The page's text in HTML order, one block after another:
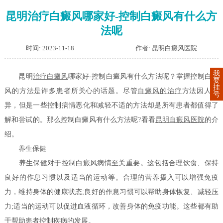
昆明治疗白癜风哪家好-控制白癜风有什么方
法呢
时间: 2023-11-18 作者: 昆明白癜风医院
昆明治疗白癜风哪家好-控制白癜风有什么方法呢？掌握控制白癜
风的方法是许多患者所关心的话题。尽管白癜风的治疗方法因人而
异，但是一些控制病情恶化和减轻不适的方法却是所有患者都值得了
解和尝试的。那么控制白癜风有什么方法呢?看看昆明白癜风医院的介
绍。
养生保健
养生保健对于控制白癜风病情至关重要。这包括合理饮食、保持
良好的作息习惯以及适当的运动等。合理的营养摄入可以增强免疫
力，维持身体的健康状态;良好的作息习惯可以帮助身体恢复、减轻压
力;适当的运动可以促进血液循环，改善身体的免疫功能。这些都有助
于帮助患者控制疾病的发展。
我
要
挂
号